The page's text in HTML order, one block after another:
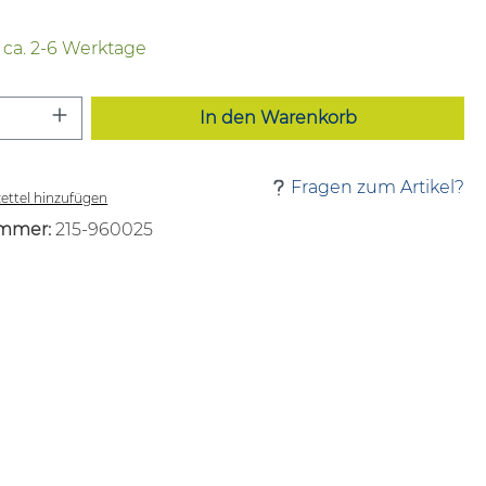
2-6 Werktage
Anzahl: Gib den gewünschten Wert
In den Warenkorb
hinzufügen
Fragen zum Artikel?
215-960025